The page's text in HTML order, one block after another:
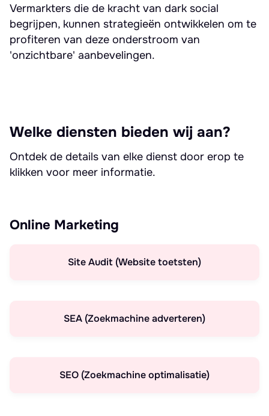
Vermarkters die de kracht van dark social
begrijpen, kunnen strategieën ontwikkelen om te
profiteren van deze onderstroom van
'onzichtbare' aanbevelingen.
Welke diensten bieden wij aan?
Ontdek de details van elke dienst door erop te
klikken voor meer informatie.
Online Marketing
Site Audit (Website toetsten)
SEA (Zoekmachine adverteren)
SEO (Zoekmachine optimalisatie)